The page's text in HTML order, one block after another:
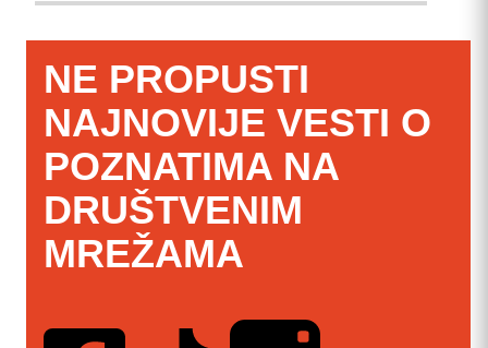
NE PROPUSTI
NAJNOVIJE VESTI O
POZNATIMA NA
DRUŠTVENIM
MREŽAMA